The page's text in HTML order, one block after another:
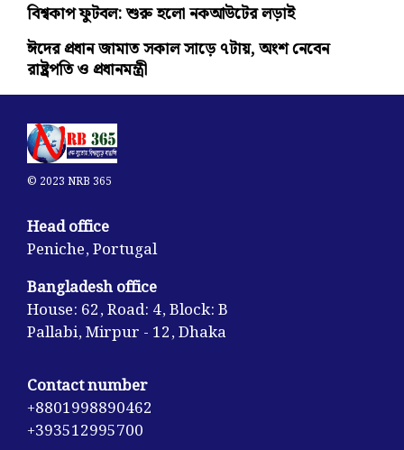
বিশ্বকাপ ফুটবল: শুরু হলো নকআউটের লড়াই
ঈদের প্রধান জামাত সকাল সাড়ে ৭টায়, অংশ নেবেন
রাষ্ট্রপতি ও প্রধানমন্ত্রী
© 2023 NRB 365
Head office
Peniche, Portugal
Bangladesh office
House: 62, Road: 4, Block: B
Pallabi, Mirpur - 12, Dhaka
Contact number
+8801998890462
+393512995700